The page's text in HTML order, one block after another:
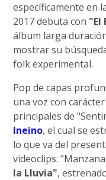
específicamente en
2017 debuta con "El
álbum larga
mostrar su
folk experimental.
Pop de capas
una voz con
principales de
Ineino, el cual se
lo que va del
videoclips:
la Lluvia",